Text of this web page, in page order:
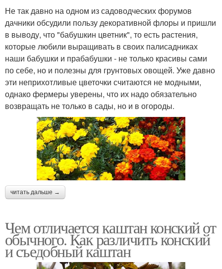
Не так давно на одном из садоводческих форумов
дачники обсудили пользу декоративной флоры и пришли
в выводу, что "бабушкин цветник", то есть растения,
которые любили выращивать в своих палисадниках
наши бабушки и прабабушки - не только красивы сами
по себе, но и полезны для грунтовых овощей. Уже давно
эти неприхотливые цветочки считаются не модными,
однако фермеры уверены, что их надо обязательно
возвращать не только в сады, но и в огороды.
читать дальше →
Чем отличается каштан конский от
обычного. Как различить конский
и съедобный каштан